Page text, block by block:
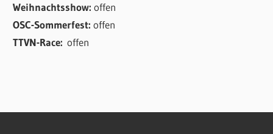
Weihnachtsshow:offen
OSC-Sommerfest:offen
TTVN-Race:offen